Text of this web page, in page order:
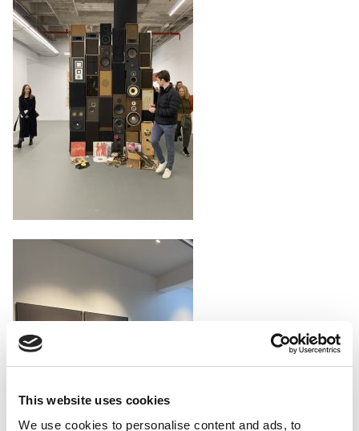
This website uses cookies
We use cookies to personalise content and ads, to